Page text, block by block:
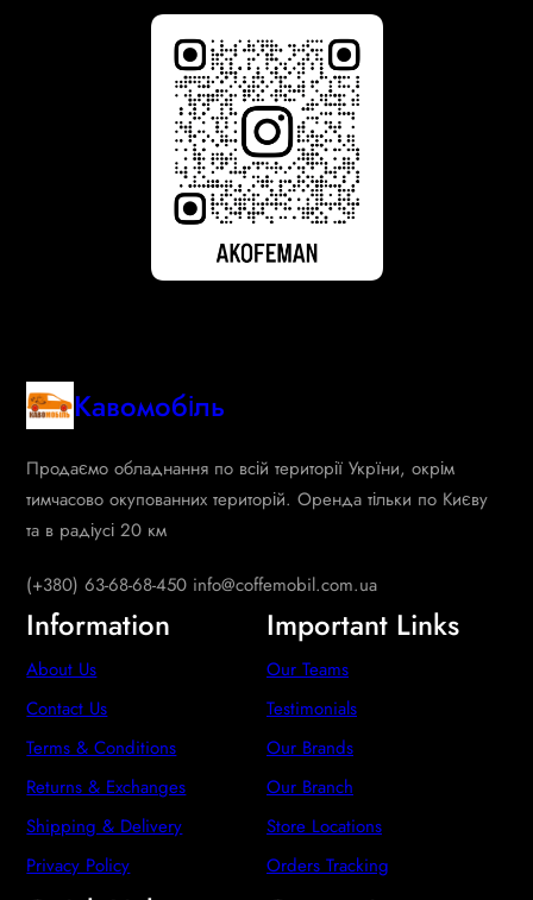
Кавомобіль
Продаємо обладнання по всій території Укрїни, окрім
тимчасово окупованних територій. Оренда тільки по Києву
та в радіусі 20 км
(+380) 63-68-68-450 info@coffemobil.com.ua
Information
About Us
Contact Us
Terms & Conditions
Returns & Exchanges
Shipping & Delivery
Privacy Policy
Important Links
Our Teams
Testimonials
Our Brands
Our Branch
Store Locations
Orders Tracking